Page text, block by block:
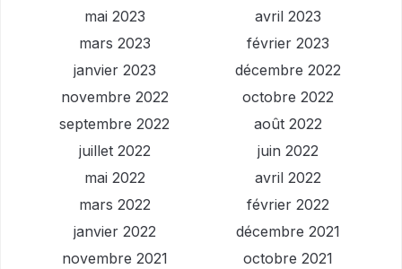
mai 2023
avril 2023
mars 2023
février 2023
janvier 2023
décembre 2022
novembre 2022
octobre 2022
septembre 2022
août 2022
juillet 2022
juin 2022
mai 2022
avril 2022
mars 2022
février 2022
janvier 2022
décembre 2021
novembre 2021
octobre 2021